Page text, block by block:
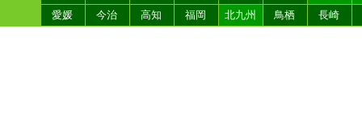
愛媛
今治 高知 福岡 北九州 鳥栖 長崎